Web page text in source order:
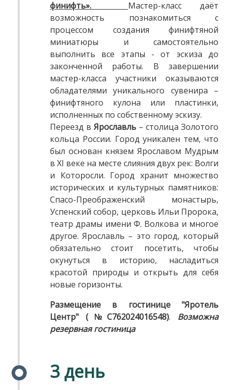
финифть».
Мастер-класс даёт
возможность познакомиться с
процессом создания финифтяной
миниатюры и самостоятельно
выполнить все этапы - от эскиза до
законченной работы. В завершении
мастер-класса участники оказываются
обладателями уникального сувенира –
финифтяного кулона или пластинки,
исполненных по собственному эскизу.
Переезд в Ярославль – столица Золотого
кольца России. Город уникален тем, что
был основан князем Ярославом Мудрым
в XI веке на месте слияния двух рек: Волги
и Которосли. Город хранит множество
исторических и культурных памятников:
Спасо-Преображенский монастырь,
Успенский собор, церковь Ильи Пророка,
театр драмы имени Ф. Волкова и многое
другое. Ярославль – это город, который
обязательно стоит посетить, чтобы
окунуться в историю, насладиться
красотой природы и открыть для себя
новые горизонты.
Размещение в гостинице "Яротель
Центр"
(№С762024016548). Возможна
резервная гостиница
3 день